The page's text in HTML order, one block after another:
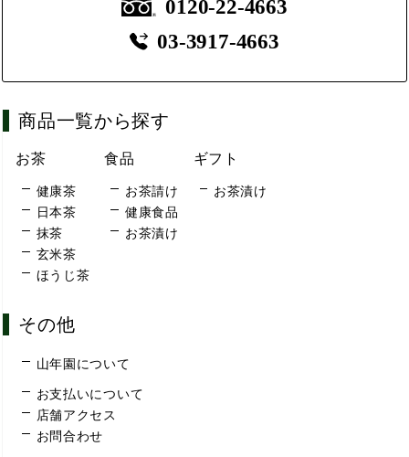
0120-22-4663
03-3917-4663
商品一覧から探す
お茶
健康茶
日本茶
抹茶
玄米茶
ほうじ茶
食品
お茶請け
健康食品
お茶漬け
ギフト
お茶漬け
その他
山年園について
お支払いについて
店舗アクセス
お問合わせ